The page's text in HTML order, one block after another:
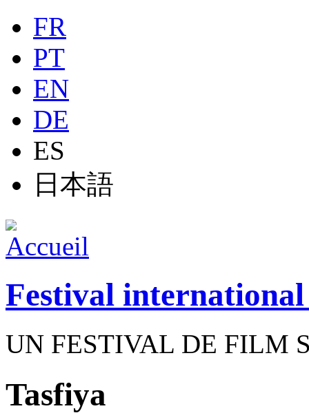
Jump to navigation
FR
PT
EN
DE
ES
日本語
Festival
UN FESTIVAL DE FILM
Tasfiya